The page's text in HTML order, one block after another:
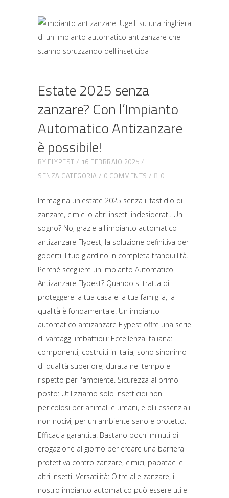
Estate 2025 senza
zanzare? Con l’Impianto
Automatico Antizanzare
è possibile!
BY FLYPEST
16 FEBBRAIO 2025
SENZA CATEGORIA
0 COMMENTS 0
Immagina un'estate 2025 senza il fastidio di
zanzare, cimici o altri insetti indesiderati. Un
sogno? No, grazie all'impianto automatico
antizanzare Flypest, la soluzione definitiva per
goderti il tuo giardino in completa tranquillità.
Perché scegliere un Impianto Automatico
Antizanzare Flypest? Quando si tratta di
proteggere la tua casa e la tua famiglia, la
qualità è fondamentale. Un impianto
automatico antizanzare Flypest offre una serie
di vantaggi imbattibili: Eccellenza italiana: I
componenti, costruiti in Italia, sono sinonimo
di qualità superiore, durata nel tempo e
rispetto per l'ambiente. Sicurezza al primo
posto: Utilizziamo solo insetticidi non
pericolosi per animali e umani, e olii essenziali
non nocivi, per un ambiente sano e protetto.
Efficacia garantita: Bastano pochi minuti di
erogazione al giorno per creare una barriera
protettiva contro zanzare, cimici, papataci e
altri insetti. Versatilità: Oltre alle zanzare, il
nostro impianto automatico può essere utile